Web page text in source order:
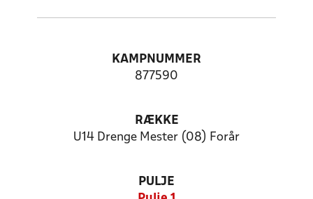
KAMPNUMMER
877590
RÆKKE
U14 Drenge Mester (08) Forår
PULJE